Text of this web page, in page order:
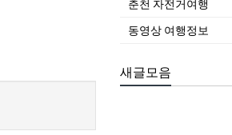
춘천 자전거여행
동영상 여행정보
새글모음